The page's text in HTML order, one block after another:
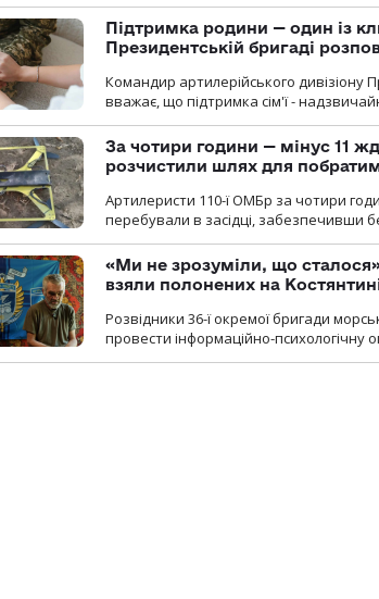
Підтримка родини — один із
Президентській бригаді
Командир артилерійського
вважає, що підтримка сім'ї -
За чотири години — мінус 11
розчистили шлях для
Артилеристи 110-ї ОМБр за чотири
перебували в засідці, забезпечивши
«Ми не зрозуміли, що
взяли полонених на
Розвідники 36-ї окремої бригади
провести інформаційно-психологічну